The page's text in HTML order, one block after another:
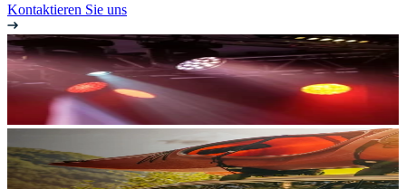
Kontaktieren Sie uns